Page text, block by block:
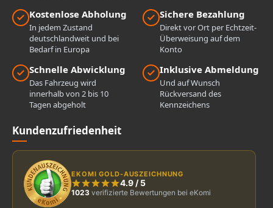
Kostenlose Abholung
In jedem Zustand
deutschlandweit und bei
Bedarf in Europa
Sichere Bezahlung
Direkt vor Ort per Echtzeit-
Überweisung auf dem
Konto
Schnelle Abwicklung
Das Fahrzeug wird
innerhalb von 2 bis 10
Tagen abgeholt
Inklusive Abmeldung
Und auf Wunsch
Rückversand des
Kennzeichens
Kundenzufriedenheit
EKOMI GOLD-AUSZEICHNUNG
4.9 /5
1023 verifizierte Bewertungen bei eKomi